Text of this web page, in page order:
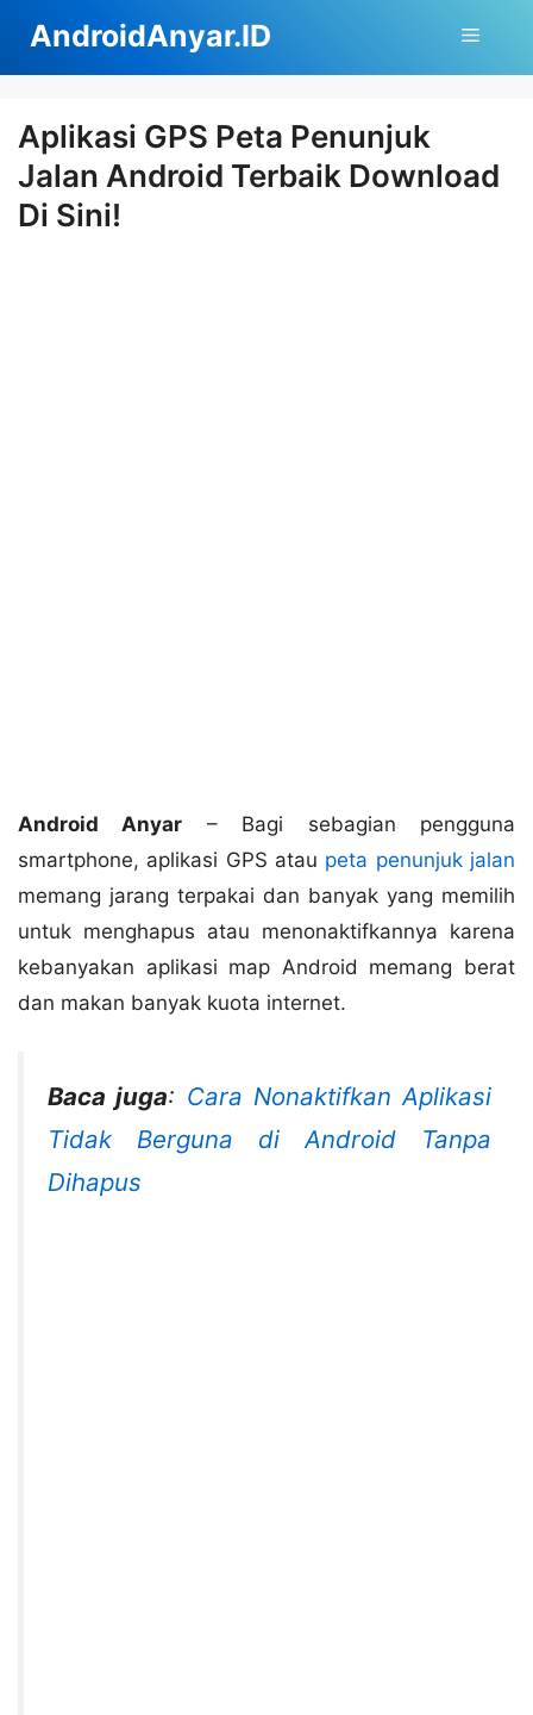
isi
AndroidAnyar.ID Menu
Aplikasi GPS Peta Penunjuk
Jalan Android Terbaik Download
Di Sini!
Android Anyar – Bagi sebagian pengguna
smartphone, aplikasi GPS atau peta penunjuk jalan
memang jarang terpakai dan banyak yang memilih
untuk menghapus atau menonaktifkannya karena
kebanyakan aplikasi map Android memang berat
dan makan banyak kuota internet.
Baca juga: Cara Nonaktifkan Aplikasi
Tidak Berguna di Android Tanpa
Dihapus